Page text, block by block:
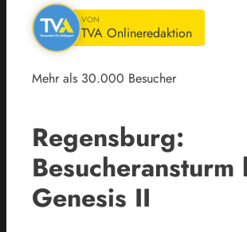
VON
TVA Onlineredaktion
Mehr als 30.000 Besucher
Regensburg:
Besucheransturm
Genesis II